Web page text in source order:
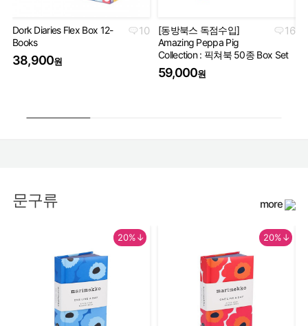
10
Dork Diaries Flex Box 12-
Books
38,900원
16
[동방북스 독점수입]
Amazing Peppa Pig
Collection : 픽쳐북 50종 Box Set
59,000원
문구류 more
20%↓ 20%↓